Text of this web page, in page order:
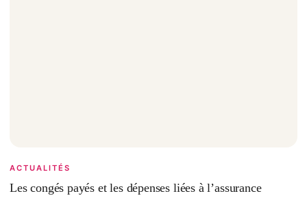
ACTUALITÉS
Les congés payés et les dépenses liées à l’assurance